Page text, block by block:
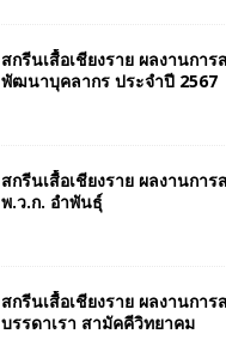
สกรีนเสื้อเชียงราย ผลงานการ
พัฒนาบุคลากร ประจำปี 2567
สกรีนเสื้อเชียงราย ผลงานการ
พ.ว.ก. อำพันธุ์
สกรีนเสื้อเชียงราย ผลงานการ
บรรดาเรา สามัคคีวิทยาคม